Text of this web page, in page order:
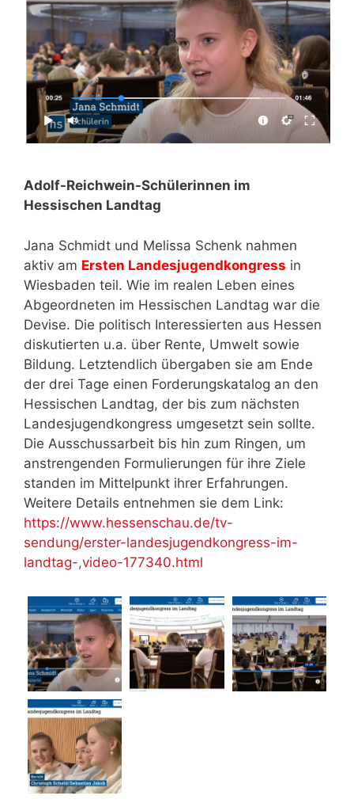
Adolf-Reichwein-Schülerinnen im
Hessischen Landtag
Jana Schmidt und Melissa Schenk nahmen
aktiv am Ersten Landesjugendkongress in
Wiesbaden teil. Wie im realen Leben eines
Abgeordneten im Hessischen Landtag war die
Devise. Die politisch Interessierten aus Hessen
diskutierten u.a. über Rente, Umwelt sowie
Bildung. Letztendlich übergaben sie am Ende
der drei Tage einen Forderungskatalog an den
Hessischen Landtag, der bis zum nächsten
Landesjugendkongress umgesetzt sein sollte.
Die Ausschussarbeit bis hin zum Ringen, um
anstrengenden Formulierungen für ihre Ziele
standen im Mittelpunkt ihrer Erfahrungen.
Weitere Details entnehmen sie dem Link:
https://www.hessenschau.de/tv-
sendung/erster-landesjugendkongress-im-
landtag-,video-177340.html